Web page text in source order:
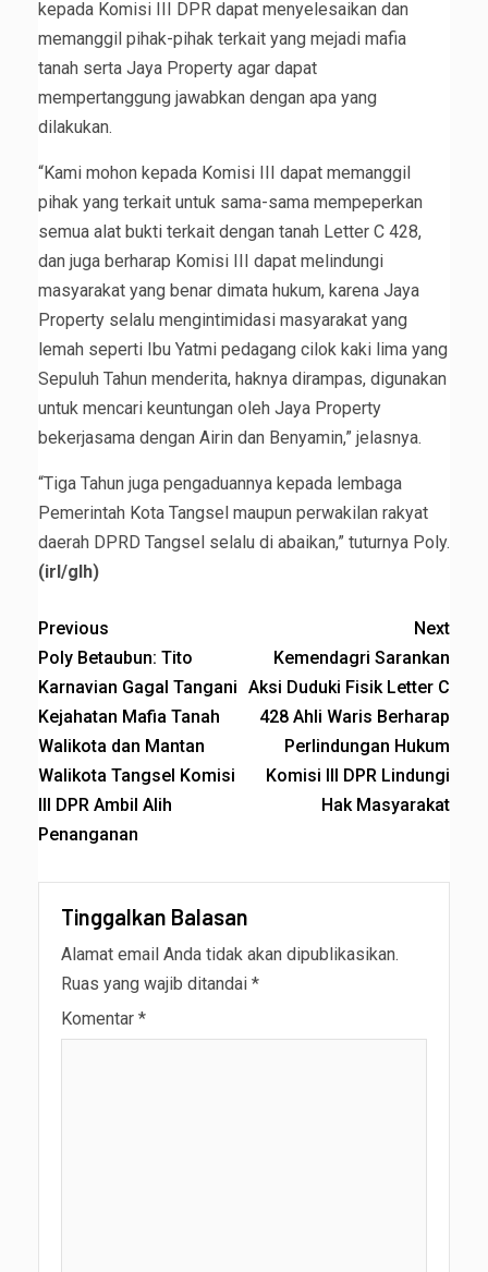
kepada Komisi III DPR dapat menyelesaikan dan
memanggil pihak-pihak terkait yang mejadi mafia
tanah serta Jaya Property agar dapat
mempertanggung jawabkan dengan apa yang
dilakukan.
“Kami mohon kepada Komisi III dapat memanggil
pihak yang terkait untuk sama-sama mempeperkan
semua alat bukti terkait dengan tanah Letter C 428,
dan juga berharap Komisi III dapat melindungi
masyarakat yang benar dimata hukum, karena Jaya
Property selalu mengintimidasi masyarakat yang
lemah seperti Ibu Yatmi pedagang cilok kaki lima yang
Sepuluh Tahun menderita, haknya dirampas, digunakan
untuk mencari keuntungan oleh Jaya Property
bekerjasama dengan Airin dan Benyamin,” jelasnya.
“Tiga Tahun juga pengaduannya kepada lembaga
Pemerintah Kota Tangsel maupun perwakilan rakyat
daerah DPRD Tangsel selalu di abaikan,” tuturnya Poly.
(irl/glh)
Previous
Poly Betaubun: Tito
Karnavian Gagal Tangani
Kejahatan Mafia Tanah
Walikota dan Mantan
Walikota Tangsel Komisi
III DPR Ambil Alih
Penanganan
Next
Kemendagri Sarankan
Aksi Duduki Fisik Letter C
428 Ahli Waris Berharap
Perlindungan Hukum
Komisi III DPR Lindungi
Hak Masyarakat
Tinggalkan Balasan
Alamat email Anda tidak akan dipublikasikan.
Ruas yang wajib ditandai *
Komentar *